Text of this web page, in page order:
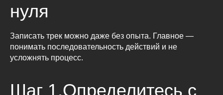
нуля
Записать трек можно даже без опыта. Главное —
понимать последовательность действий и не
усложнять процесс.
Шаг 1.Определитесь с